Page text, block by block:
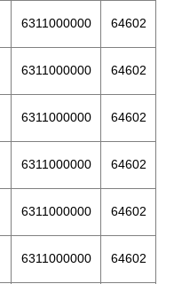
6311000000 64602
6311000000 64602
6311000000 64602
6311000000 64602
6311000000 64602
6311000000 64602